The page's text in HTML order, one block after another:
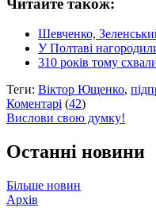
Шевченко,
У Полтаві
310 років тому
Теги: Віктор Ющенко,
Коментарі (42)
Вислови свою думку!
Останні новини
Більше новин
Архів